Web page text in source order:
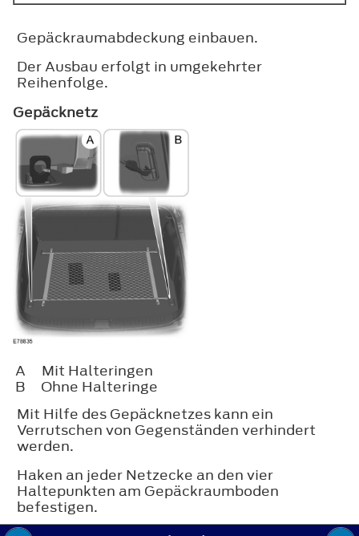
Gepäckraumabdeckung einbauen.
Der Ausbau erfolgt in umgekehrter
Reihenfolge.
Gepäcknetz
A
Mit Halteringen
B
Ohne Halteringe
Mit Hilfe des Gepäcknetzes kann ein
Verrutschen von Gegenständen verhindert
werden.
Haken an jeder Netzecke an den vier
Haltepunkten am Gepäckraumboden
befestigen.